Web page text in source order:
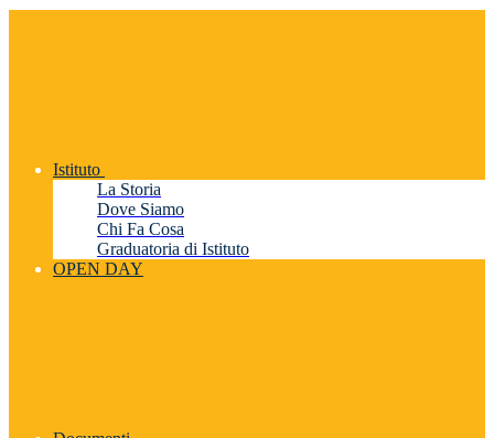
Istituto
La Storia
Dove Siamo
Chi Fa Cosa
Graduatoria di Istituto
OPEN DAY